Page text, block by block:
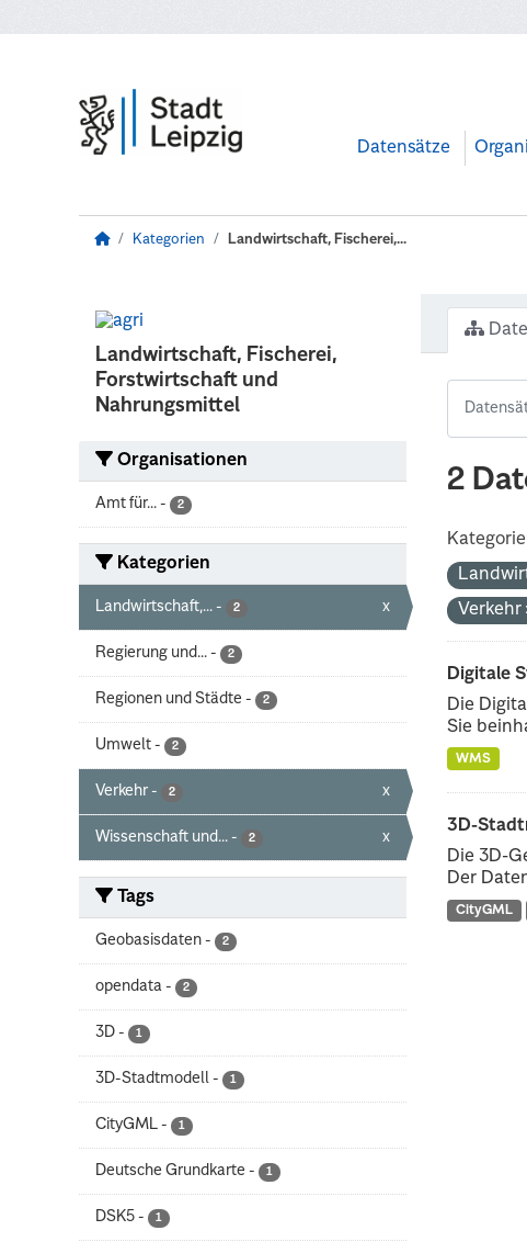
Datensätze
Kategorien Landwirtschaft, Fischerei,...
Landwirtschaft, Fischerei,
Forstwirtschaft und
Nahrungsmittel
Organisationen
Amt für... - 2
Kategorien
Landwirtschaft,... - 2 x
Regierung und... - 2
Regionen und Städte - 2
Umwelt - 2
Verkehr - 2 x
Wissenschaft und... - 2 x
Tags
Geobasisdaten - 2
opendata - 2
3D - 1
3D-Stadtmodell - 1
CityGML - 1
Deutsche Grundkarte - 1
DSK5 - 1
2
Verkehr
Digitale
Die
Sie
WMS
3D-
Die 3D-
Der
CityGML